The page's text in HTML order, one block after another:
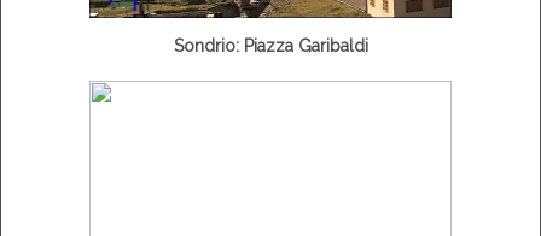
Sondrio: Piazza Garibaldi